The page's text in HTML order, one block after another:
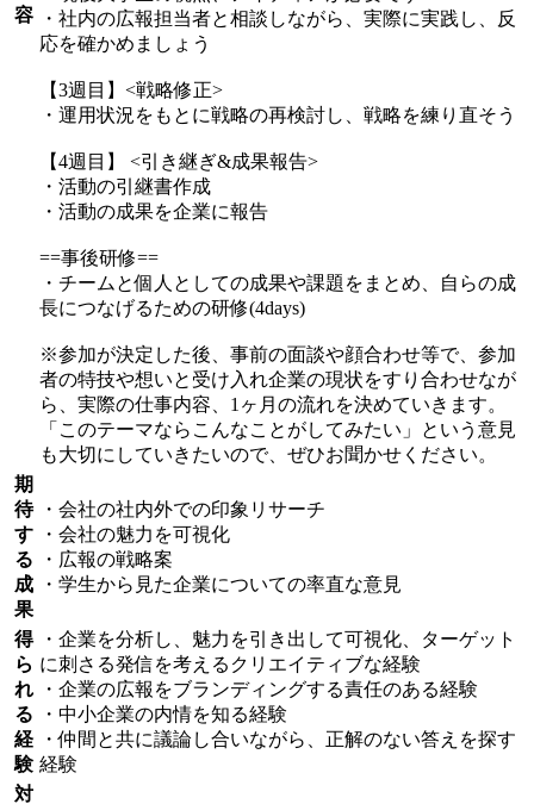
容
・社内の広報担当者と相談しながら、実際に実践し、反
応を確かめましょう
【3週目】<戦略修正>
・運用状況をもとに戦略の再検討し、戦略を練り直そう
【4週目】 <引き継ぎ&成果報告>
・活動の引継書作成
・活動の成果を企業に報告
==事後研修==
・チームと個人としての成果や課題をまとめ、自らの成
長につなげるための研修(4days)
※参加が決定した後、事前の面談や顔合わせ等で、参加
者の特技や想いと受け入れ企業の現状をすり合わせなが
ら、実際の仕事内容、1ヶ月の流れを決めていきます。
「このテーマならこんなことがしてみたい」という意見
も大切にしていきたいので、ぜひお聞かせください。
期
待
す
る
成
果
・会社の社内外での印象リサーチ
・会社の魅力を可視化
・広報の戦略案
・学生から見た企業についての率直な意見
得
ら
れ
る
経
験
・企業を分析し、魅力を引き出して可視化、ターゲット
に刺さる発信を考えるクリエイティブな経験
・企業の広報をブランディングする責任のある経験
・中小企業の内情を知る経験
・仲間と共に議論し合いながら、正解のない答えを探す
経験
対